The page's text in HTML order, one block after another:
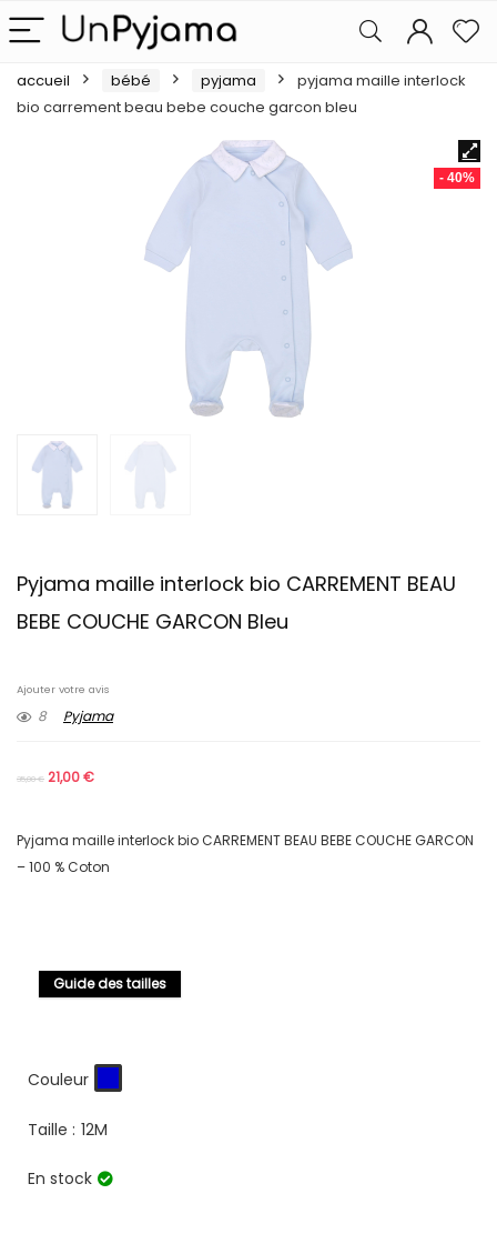
accueil bébé pyjama
pyjama maille interlock
bio carrement beau bebe couche garcon bleu
- 40%
Pyjama maille interlock bio CARREMENT BEAU
BEBE COUCHE GARCON Bleu
Ajouter votre avis
8 Pyjama
35,00€ 21,00€
Pyjama maille interlock bio CARREMENT BEAU BEBE COUCHE GARCON
– 100 % Coton
Guide des tailles
Couleur
Taille : 12M
En stock